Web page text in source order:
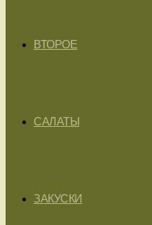
ВТОРОЕ
САЛАТЫ
ЗАКУСКИ